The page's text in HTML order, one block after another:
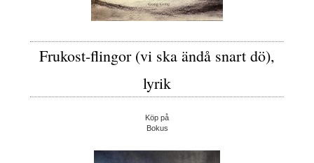
Frukost-flingor (vi ska ändå snart dö),
lyrik
Köp på
Bokus